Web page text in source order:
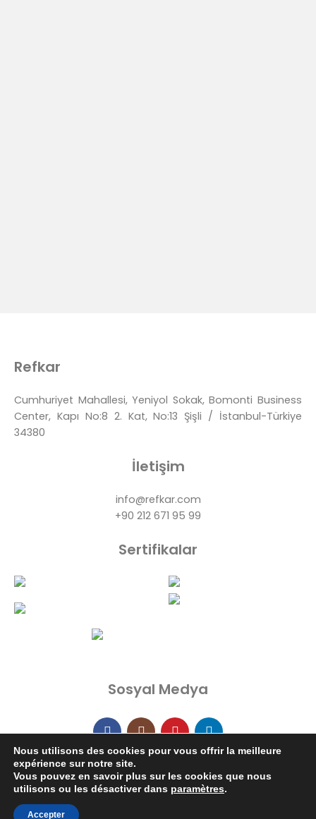
Refkar
Cumhuriyet Mahallesi, Yeniyol Sokak, Bomonti Business
Center, Kapı No:8 2. Kat, No:13 Şişli / İstanbul-Türkiye
34380
İletişim
info@refkar.com
+90 212 671 95 99
Sertifikalar
Sosyal Medya
Refkar.com Soğutma ve Isı Transfer Cihazları. Tüm Hakları
Nous utilisons des cookies pour vous offrir la meilleure
expérience sur notre site.
Vous pouvez en savoir plus sur les cookies que nous
utilisons ou les désactiver dans paramètres.
Accepter